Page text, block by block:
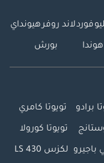
فوردلاند روفرهيونداي
هوندا بورش
برادو تويوتا كامري
تويوتا كورولا
لكزس LS 430